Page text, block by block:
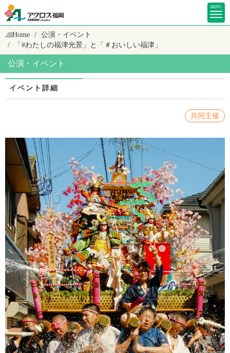
MENU
Home
公演・イベント
「#わたしの福津光景」と「＃おいしい福津」
公演・イベント
イベント詳細
共同主催